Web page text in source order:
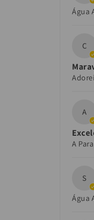
Água
C
A
A
S
Água